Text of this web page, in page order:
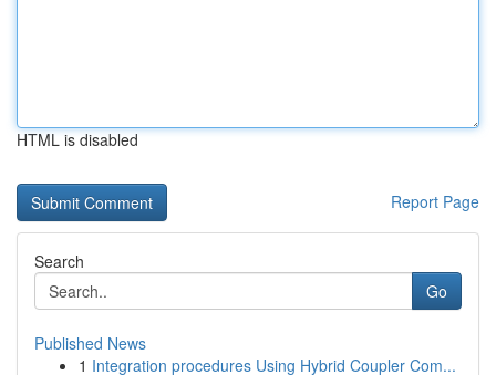
HTML is disabled
Report Page
Search
Go
Published News
1 Integration procedures Using Hybrid Coupler Com...